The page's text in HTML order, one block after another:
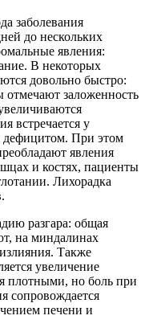
заболевания
до нескольких
явления:
В некоторых
довольно быстро:
отмечают заложенность
встречается у
При этом
явления
и костях, пациенты
Лихорадка
разгара: общая
на миндалинах
Также
увеличение
плотными, но боль при
сопровождается
печени и